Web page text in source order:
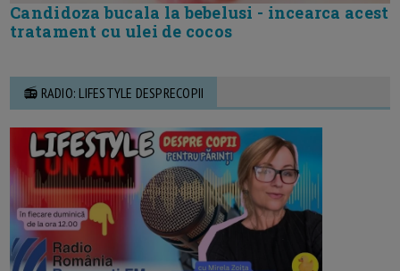
Candidoza bucala la bebelusi - incearca acest
tratament cu ulei de cocos
📻 RADIO: LIFESTYLE DESPRECOPII